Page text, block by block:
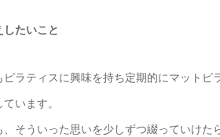
したいこと
ピラティスに興味を持ち定期的にマット
います。
、そういった思いを少しずつ綴っていけた